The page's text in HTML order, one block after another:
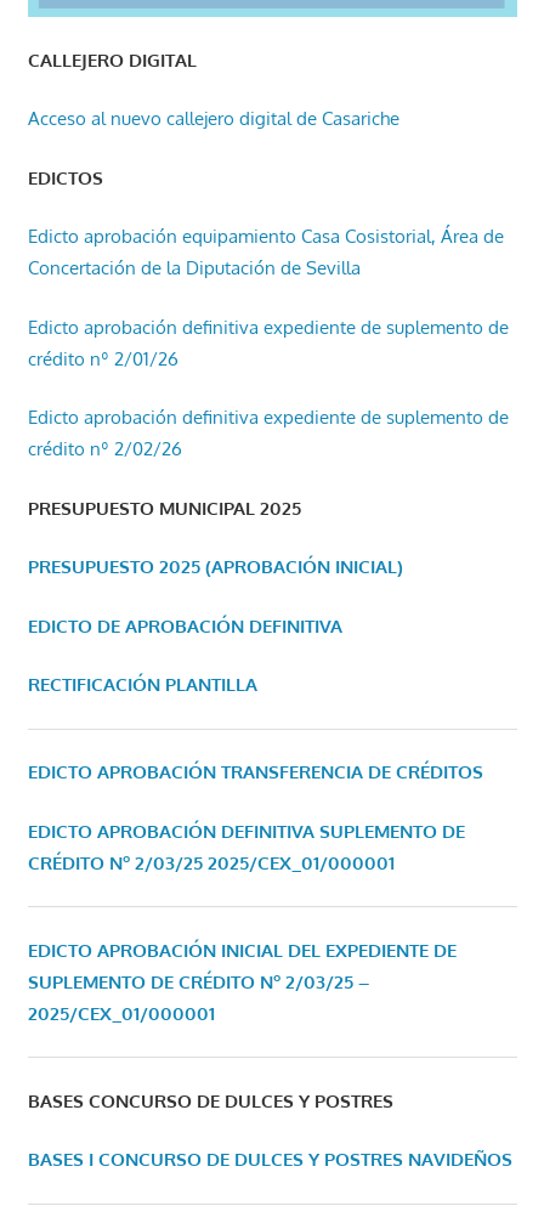
CALLEJERO DIGITAL
Acceso al nuevo callejero digital de Casariche
EDICTOS
Edicto aprobación equipamiento Casa Cosistorial, Área de
Concertación de la Diputación de Sevilla
Edicto aprobación definitiva expediente de suplemento de
crédito nº 2/01/26
Edicto aprobación definitiva expediente de suplemento de
crédito nº 2/02/26
PRESUPUESTO MUNICIPAL 2025
PRESUPUESTO 2025 (APROBACIÓN INICIAL)
EDICTO DE APROBACIÓN DEFINITIVA
RECTIFICACIÓN PLANTILLA
EDICTO APROBACIÓN TRANSFERENCIA DE CRÉDITOS
EDICTO APROBACIÓN DEFINITIVA SUPLEMENTO DE
CRÉDITO Nº 2/03/25 2025/CEX_01/000001
EDICTO APROBACIÓN INICIAL DEL EXPEDIENTE DE
SUPLEMENTO DE CRÉDITO Nº 2/03/25 –
2025/CEX_01/000001
BASES CONCURSO DE DULCES Y POSTRES
BASES I CONCURSO DE DULCES Y POSTRES NAVIDEÑOS